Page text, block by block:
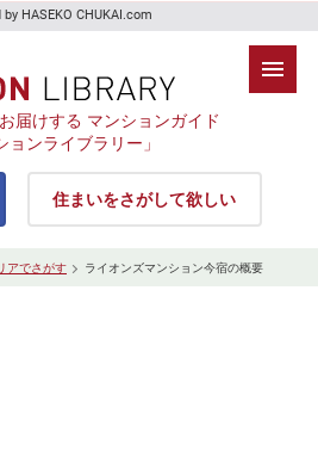
by HASEKO CHUKAI.com
届けする マンションガイド
ョンライブラリー」
住まいをさがして欲しい
アでさがす ライオンズマンション今宿の概要